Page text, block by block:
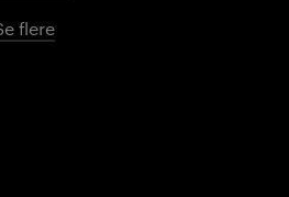
flere